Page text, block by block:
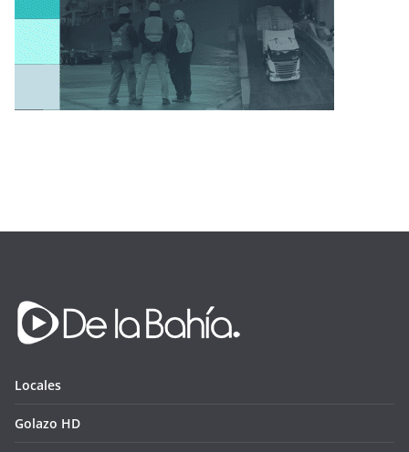
Locales
Golazo HD